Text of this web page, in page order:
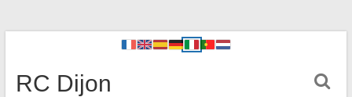
RC Dijon